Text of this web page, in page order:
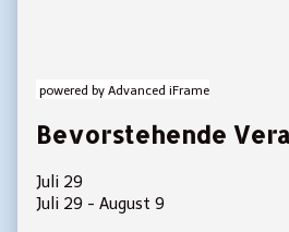
powered by Advanced iFrame
Bevorstehende
Juli 29
Juli 29 - August 9